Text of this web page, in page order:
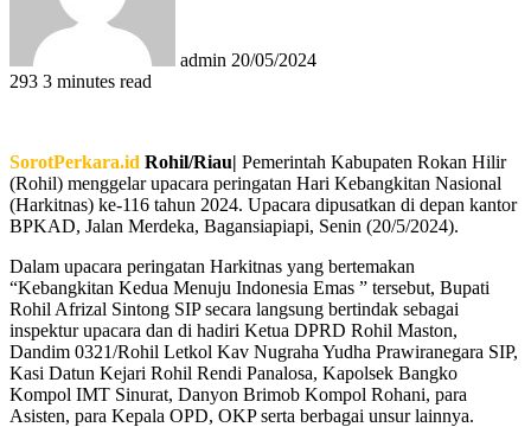
admin 20/05/2024
293 3 minutes read
SorotPerkara.id Rohil/Riau| Pemerintah Kabupaten Rokan Hilir
(Rohil) menggelar upacara peringatan Hari Kebangkitan Nasional
(Harkitnas) ke-116 tahun 2024. Upacara dipusatkan di depan kantor
BPKAD, Jalan Merdeka, Bagansiapiapi, Senin (20/5/2024).
Dalam upacara peringatan Harkitnas yang bertemakan
“Kebangkitan Kedua Menuju Indonesia Emas ” tersebut, Bupati
Rohil Afrizal Sintong SIP secara langsung bertindak sebagai
inspektur upacara dan di hadiri Ketua DPRD Rohil Maston,
Dandim 0321/Rohil Letkol Kav Nugraha Yudha Prawiranegara SIP,
Kasi Datun Kejari Rohil Rendi Panalosa, Kapolsek Bangko
Kompol IMT Sinurat, Danyon Brimob Kompol Rohani, para
Asisten, para Kepala OPD, OKP serta berbagai unsur lainnya.